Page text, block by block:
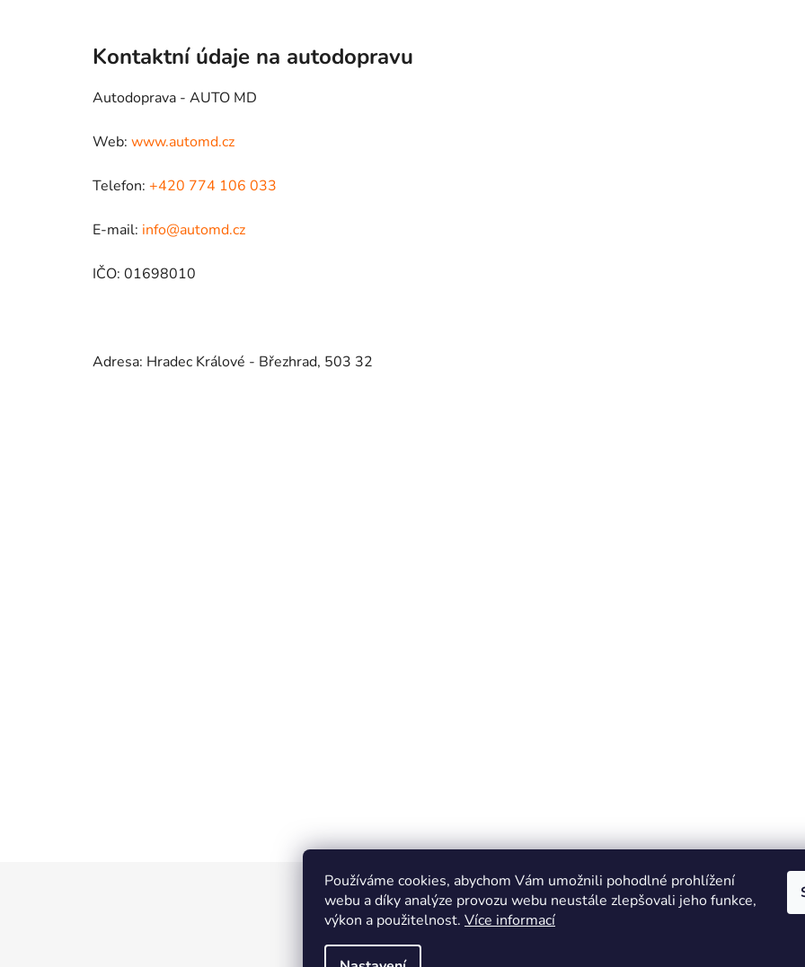
Používáme cookies, abychom Vám umožnili pohodlné prohlížení
webu a díky analýze provozu webu neustále zlepšovali jeho funkce,
výkon a použitelnost. Více informací
Kontaktní údaje na autodopravu
Autodoprava - AUTO MD
Web: www.automd.cz
Telefon: +420 774 106 033
E-mail: info@automd.cz
IČO: 01698010
Adresa: Hradec Králové - Březhrad, 503 32
Online marketing zajišťuje společnost X-VISION